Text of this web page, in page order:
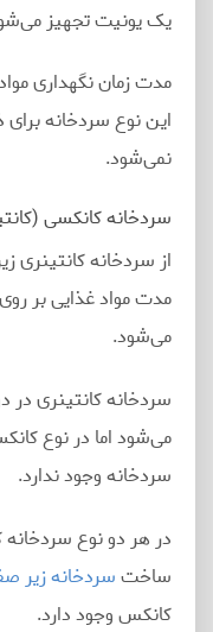
یک یونیت تجهیز می
مدت زمان نگهداری
این نوع سردخانه
نمیشود.
سردخانه کانکسی
از سردخانه کانتینری
مدت مواد غذایی بر
میشود.
میشود اما در نوع
سردخانه وجود ندارد.
در هر دو نوع سردخانه
ساختسردخانه زیر
کانکس وجود دارد.